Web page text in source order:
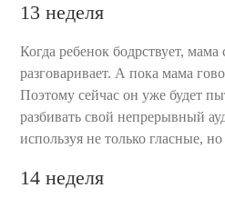
13 неделя
Когда ребенок бодрствует,
разговаривает. А пока мама
Поэтому сейчас он уже будет
разбивать свой непрерывный
используя не только гласные,
14 неделя